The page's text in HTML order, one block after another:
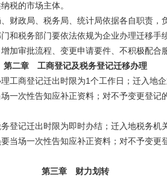
税的市场主体。
财政局、税务局、统计局依据各自职责，
和税务部门要依法依规为企业办理迁移手
加审批流程、 变更申请要件、不积极配合
第二章 工商登记及税务登记迁移办理
工商登记迁出时限为1个工作日； 迁入地
一次性告知应补正资料；对不予变更登记
登记迁出时限为即时办结； 迁入地税务机
当场一次性告知应补正资料；对不予变更
第三章 财力划转